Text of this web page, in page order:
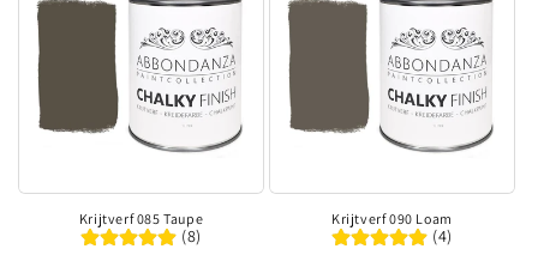
Krijtverf 085 Taupe
(8)
Krijtverf 090 Loam
(4)